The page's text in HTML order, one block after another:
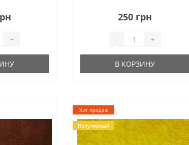
схожая с
Палитра
+
250 грн
- +
В КОРЗИНУ
Хит продаж
Популярный